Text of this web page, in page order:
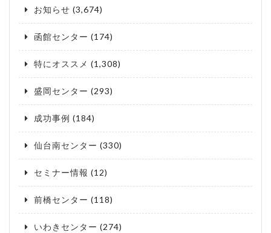
お知らせ (3,674)
函館センター (174)
特にオススメ (1,308)
盛岡センター (293)
成功事例 (184)
仙台南センター (330)
セミナー情報 (12)
前橋センター (118)
いわきセンター (274)